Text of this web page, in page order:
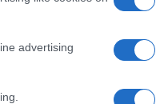
advertising
στην